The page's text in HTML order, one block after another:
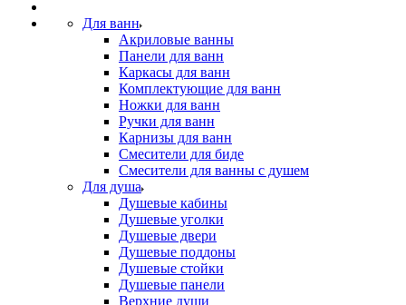
Для ванн
Акриловые ванны
Панели для ванн
Каркасы для ванн
Комплектующие для ванн
Ножки для ванн
Ручки для ванн
Карнизы для ванн
Смесители для биде
Смесители для ванны с душем
Для душа
Душевые кабины
Душевые уголки
Душевые двери
Душевые поддоны
Душевые стойки
Душевые панели
Верхние души